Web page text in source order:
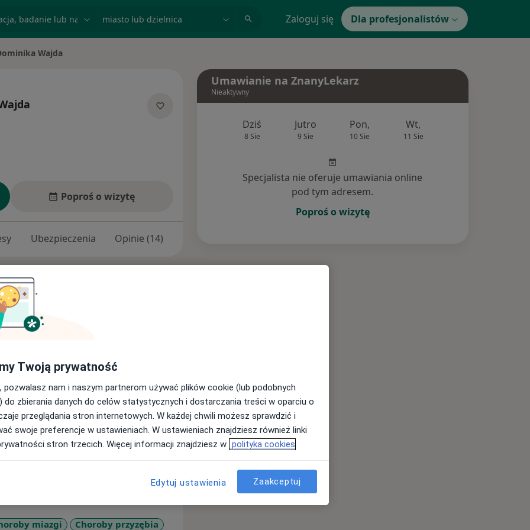
Zaloguj się Dla profesjonalistów
miasto Wajda
Poproś o wizytę
Ubezpieczenia Opinie (14)
ukończonych studiach w Collegium
Zajmuję się stomatologią
moim głównym priorytetem jest
w zdrowiu jak najdłużej. Równie
który naprawdę może poprawić
Najwięcej cierpliwości i czasu
starając się sprawić aby wizyty
upłynęły im w miłej atmosferze.
wyszywam obrazy haftem
siatkówka. Lubię też uczyć się
miazgi Choroby przyzębia
Umawianie na ZnanyLekarz
Nieaktywny
Dziś
8 Sie
Jutro
9 Sie
Pon,
10 Sie
Wt,
11 Sie
Specjalista nie oferuje umawiania online
pod tym adresem.
Poproś o wizytę
Twoją prywatność
pozwalasz nam i naszym partnerom używać plików cookie (lub podobnych
do zbierania danych do celów statystycznych i dostarczania treści w oparciu o
przeglądania stron internetowych. W każdej chwili możesz sprawdzić i
swoje preferencje w ustawieniach. W ustawieniach znajdziesz również linki
stron trzecich. Więcej informacji znajdziesz w polityka cookies
Edytuj ustawienia Zaakceptuj